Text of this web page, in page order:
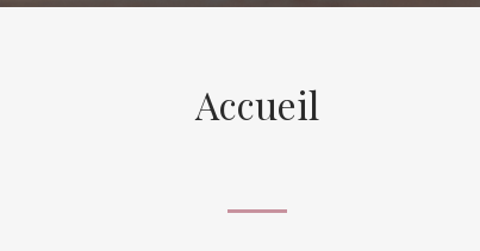
Accueil